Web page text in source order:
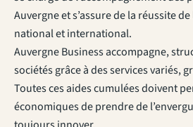
Auvergne et s’assure de la réussite
national et international.
Auvergne Business accompagne,
sociétés grâce à des services variés,
Toutes ces aides cumulées doivent
économiques de prendre de